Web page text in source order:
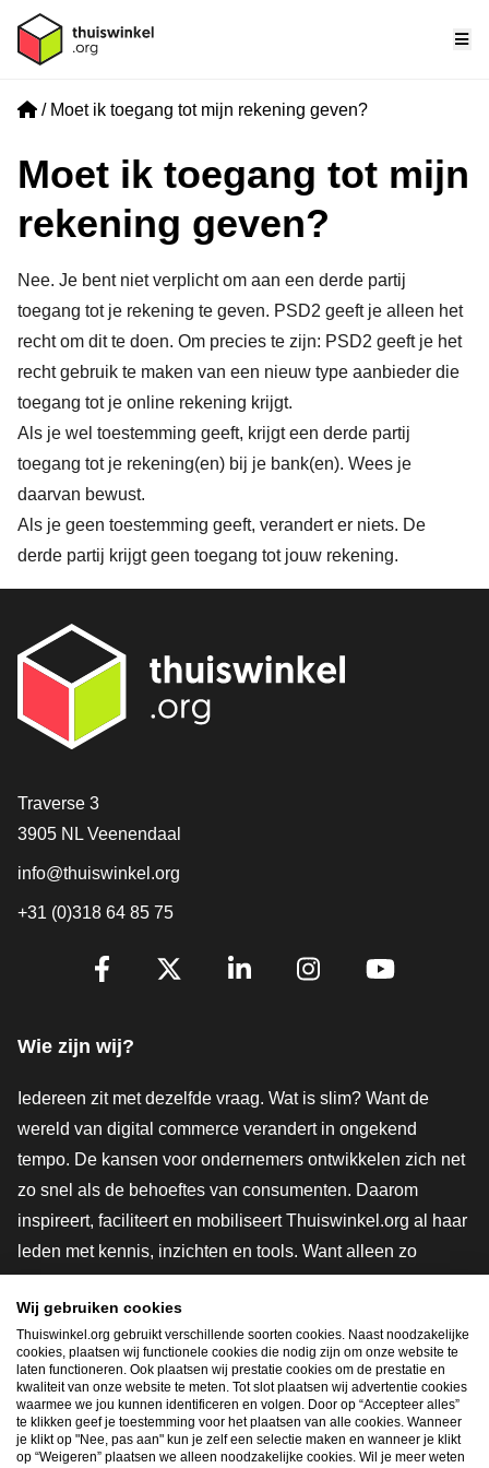
Home
Moet ik toegang tot mijn rekening geven?
Moet ik toegang tot mijn
rekening geven?
Nee. Je bent niet verplicht om aan een derde partij
toegang tot je rekening te geven. PSD2 geeft je alleen het
recht om dit te doen. Om precies te zijn: PSD2 geeft je het
recht gebruik te maken van een nieuw type aanbieder die
toegang tot je online rekening krijgt.
Als je wel toestemming geeft, krijgt een derde partij
toegang tot je rekening(en) bij je bank(en). Wees je
daarvan bewust.
Als je geen toestemming geeft, verandert er niets. De
derde partij krijgt geen toegang tot jouw rekening.
Contact
Traverse 3
3905 NL Veenendaal
info@thuiswinkel.org
+31 (0)318 64 85 75
Volg je ons al?
Wie zijn wij?
Iedereen zit met dezelfde vraag. Wat is slim? Want de
wereld van digital commerce verandert in ongekend
tempo. De kansen voor ondernemers ontwikkelen zich net
zo snel als de behoeftes van consumenten. Daarom
inspireert, faciliteert en mobiliseert Thuiswinkel.org al haar
leden met kennis, inzichten en tools. Want alleen zo
innovatievere toekomst. Dus groei ook mee en maak
shoppen slimmer.
Lid worden
Snel navigeren
Wij gebruiken cookies
Thuiswinkel.org gebruikt verschillende soorten cookies. Naast noodzakelijke
cookies, plaatsen wij functionele cookies die nodig zijn om onze website te
laten functioneren. Ook plaatsen wij prestatie cookies om de prestatie en
kwaliteit van onze website te meten. Tot slot plaatsen wij advertentie cookies
waarmee we jou kunnen identificeren en volgen. Door op “Accepteer alles”
te klikken geef je toestemming voor het plaatsen van alle cookies. Wanneer
je klikt op "Nee, pas aan" kun je zelf een selectie maken en wanneer je klikt
op “Weigeren” plaatsen we alleen noodzakelijke cookies. Wil je meer weten